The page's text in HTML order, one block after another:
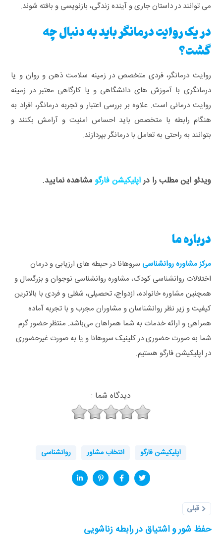
می توانند در داستان جاری و آینده زندگی، بازنویسی و بافته شوند.
در یک روایت درمانگر باید به دنبال چه
گشت؟
روایت درمانگر، فردی متخصص در زمینه سلامت ذهن و روان و یا
درمانگری با آموزش های دانشگاهی و یا کارگاهی معتبر در زمینه
روایت درمانی است. علاوه بر بررسی اعتبار و تجربه درمانگر، افراد به
هنگام رابطه با متخصص باید احساس امنیت و آرامش بکنند و
بتوانند به راحتی به تعامل با درمانگر بپردازند.
ویدئو این مطلب را دراپلیکیشن فارگومشاهده نمایید.
درباره ما
مرکز مشاوره روانشناسی سروهانا در حیطه های ارزیابی و درمان
اختلالات روانشناسی کودک، مشاوره روانشناسی نوجوان و بزرگسال و
همچنین مشاوره خانواده، ازدواج، تحصیلی، شغلی و فردی با بالاترین
کیفیت و زیر نظر روانشناسان و مشاوران مجرب و با تجربه آماده
همراهی و ارائه خدمات به شما همراهان می‌باشد. منتظر حضور گرم
شما به صورت حضوری در کلینیک سروهانا و یا به صورت غیرحضوری
در اپلیکیشن فارگو هستیم.
دیدگاه شما :
اپلیکیشن فارگو انتخاب مشاور روانشناسی
قبلی
حفظ شور و اشتیاق در رابطه زناشویی